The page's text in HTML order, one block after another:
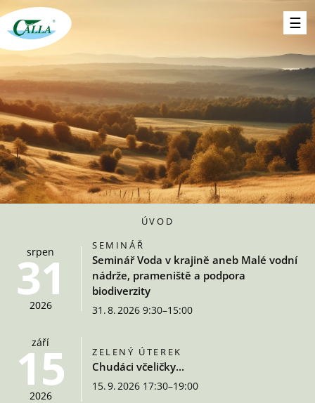
ÚVOD
srpen
31
2026
SEMINÁŘ
Seminář Voda v krajině aneb Malé vodní
nádrže, prameniště a podpora
biodiverzity
31. 8. 2026 9:30–15:00
září
15
2026
ZELENÝ ÚTEREK
Chudáci včeličky...
15. 9. 2026 17:30–19:00